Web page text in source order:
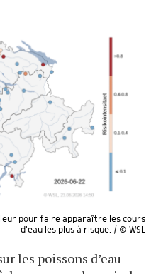
pour faire apparaître les cours
d'eau les plus à risque. / © WSL
les poissons d’eau